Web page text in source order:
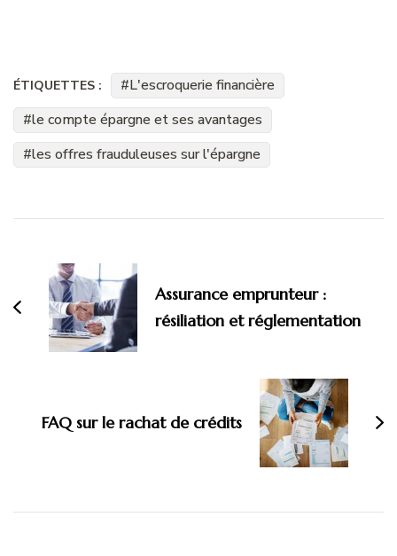
ÉTIQUETTES :
L'escroquerie financière
le compte épargne et ses avantages
les offres frauduleuses sur l'épargne
d'article
Assurance emprunteur :
résiliation et réglementation
FAQ sur le rachat de crédits